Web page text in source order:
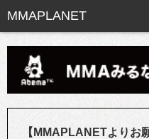
【MMAPLANETよりお